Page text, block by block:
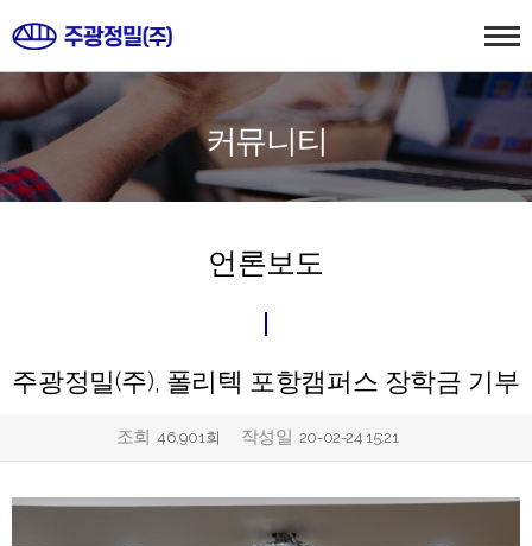
커뮤니티
언론보도
주광정밀(주), 폴리텍 포항캠퍼스 장학금 기부
조회 46,901회 작성일 20-02-24 15:21